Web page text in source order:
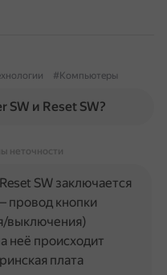
#Компьютеры
и Reset SW?
неточности
SW заключается
провод кнопки
выключения)
неё происходит
плата